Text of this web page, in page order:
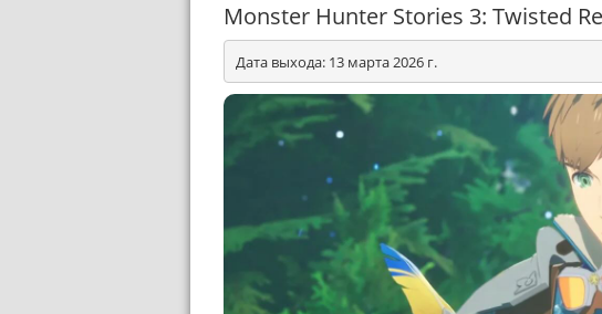
Monster Hunter Stories 3: Twisted
Дата выхода: 13 марта 2026 г.